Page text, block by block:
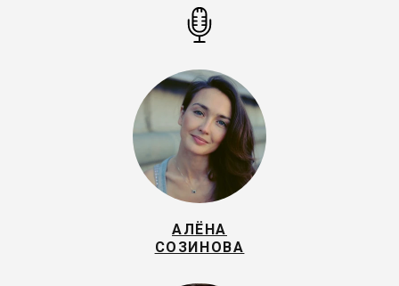
АЛЁНА
СОЗИНОВА